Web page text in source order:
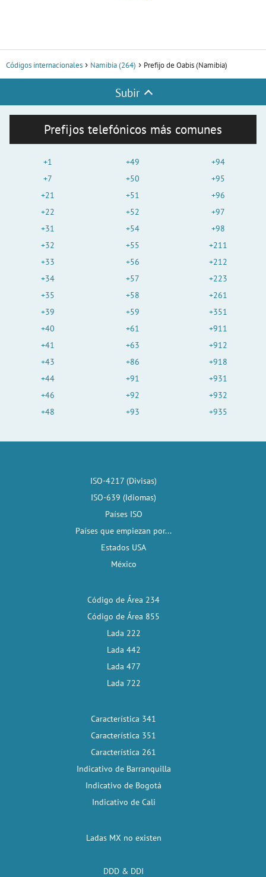
Códigos internacionales Namibia (264) Prefijo de Oabis (Namibia)
Subir
Prefijos telefónicos más comunes
+1
+7
+21
+22
+31
+32
+33
+34
+35
+39
+40
+41
+43
+44
+46
+48
+49
+50
+51
+52
+54
+55
+56
+57
+58
+59
+61
+63
+86
+91
+92
+93
+94
+95
+96
+97
+98
+211
+212
+223
+261
+351
+911
+912
+918
+931
+932
+935
ISO-4217 (Divisas)
ISO-639 (Idiomas)
Países ISO
Países que empiezan por...
Estados USA
México
Código de Área 234
Código de Área 855
Lada 222
Lada 442
Lada 477
Lada 722
Característica 341
Característica 351
Característica 261
Indicativo de Barranquilla
Indicativo de Bogotá
Indicativo de Cali
Ladas MX no existen
DDD & DDI